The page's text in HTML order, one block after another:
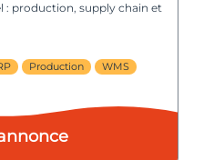
: production, supply chain et
Production WMS